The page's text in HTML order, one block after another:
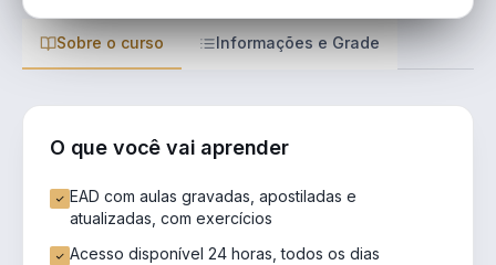
Sobre o curso Informações e Grade
O que você vai aprender
EAD com aulas gravadas, apostiladas e
atualizadas, com exercícios
Acesso disponível 24 horas, todos os dias